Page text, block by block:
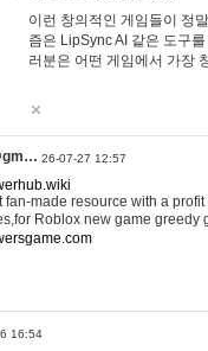
이런 창의적인 게임들이 정
즘은 LipSync AI 같은 도구
러분은 어떤 게임에서 가장
26-07-27 12:57
made resource with a
Roblox new game greedy
16:54